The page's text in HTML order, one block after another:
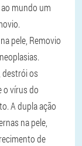
mundo um
pele, Removio
destrói os
o vírus do
A dupla ação
na pele,
de